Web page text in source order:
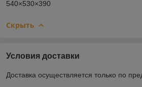
540×530×390
Скрыть
Условия доставки
Доставка осуществляется только по